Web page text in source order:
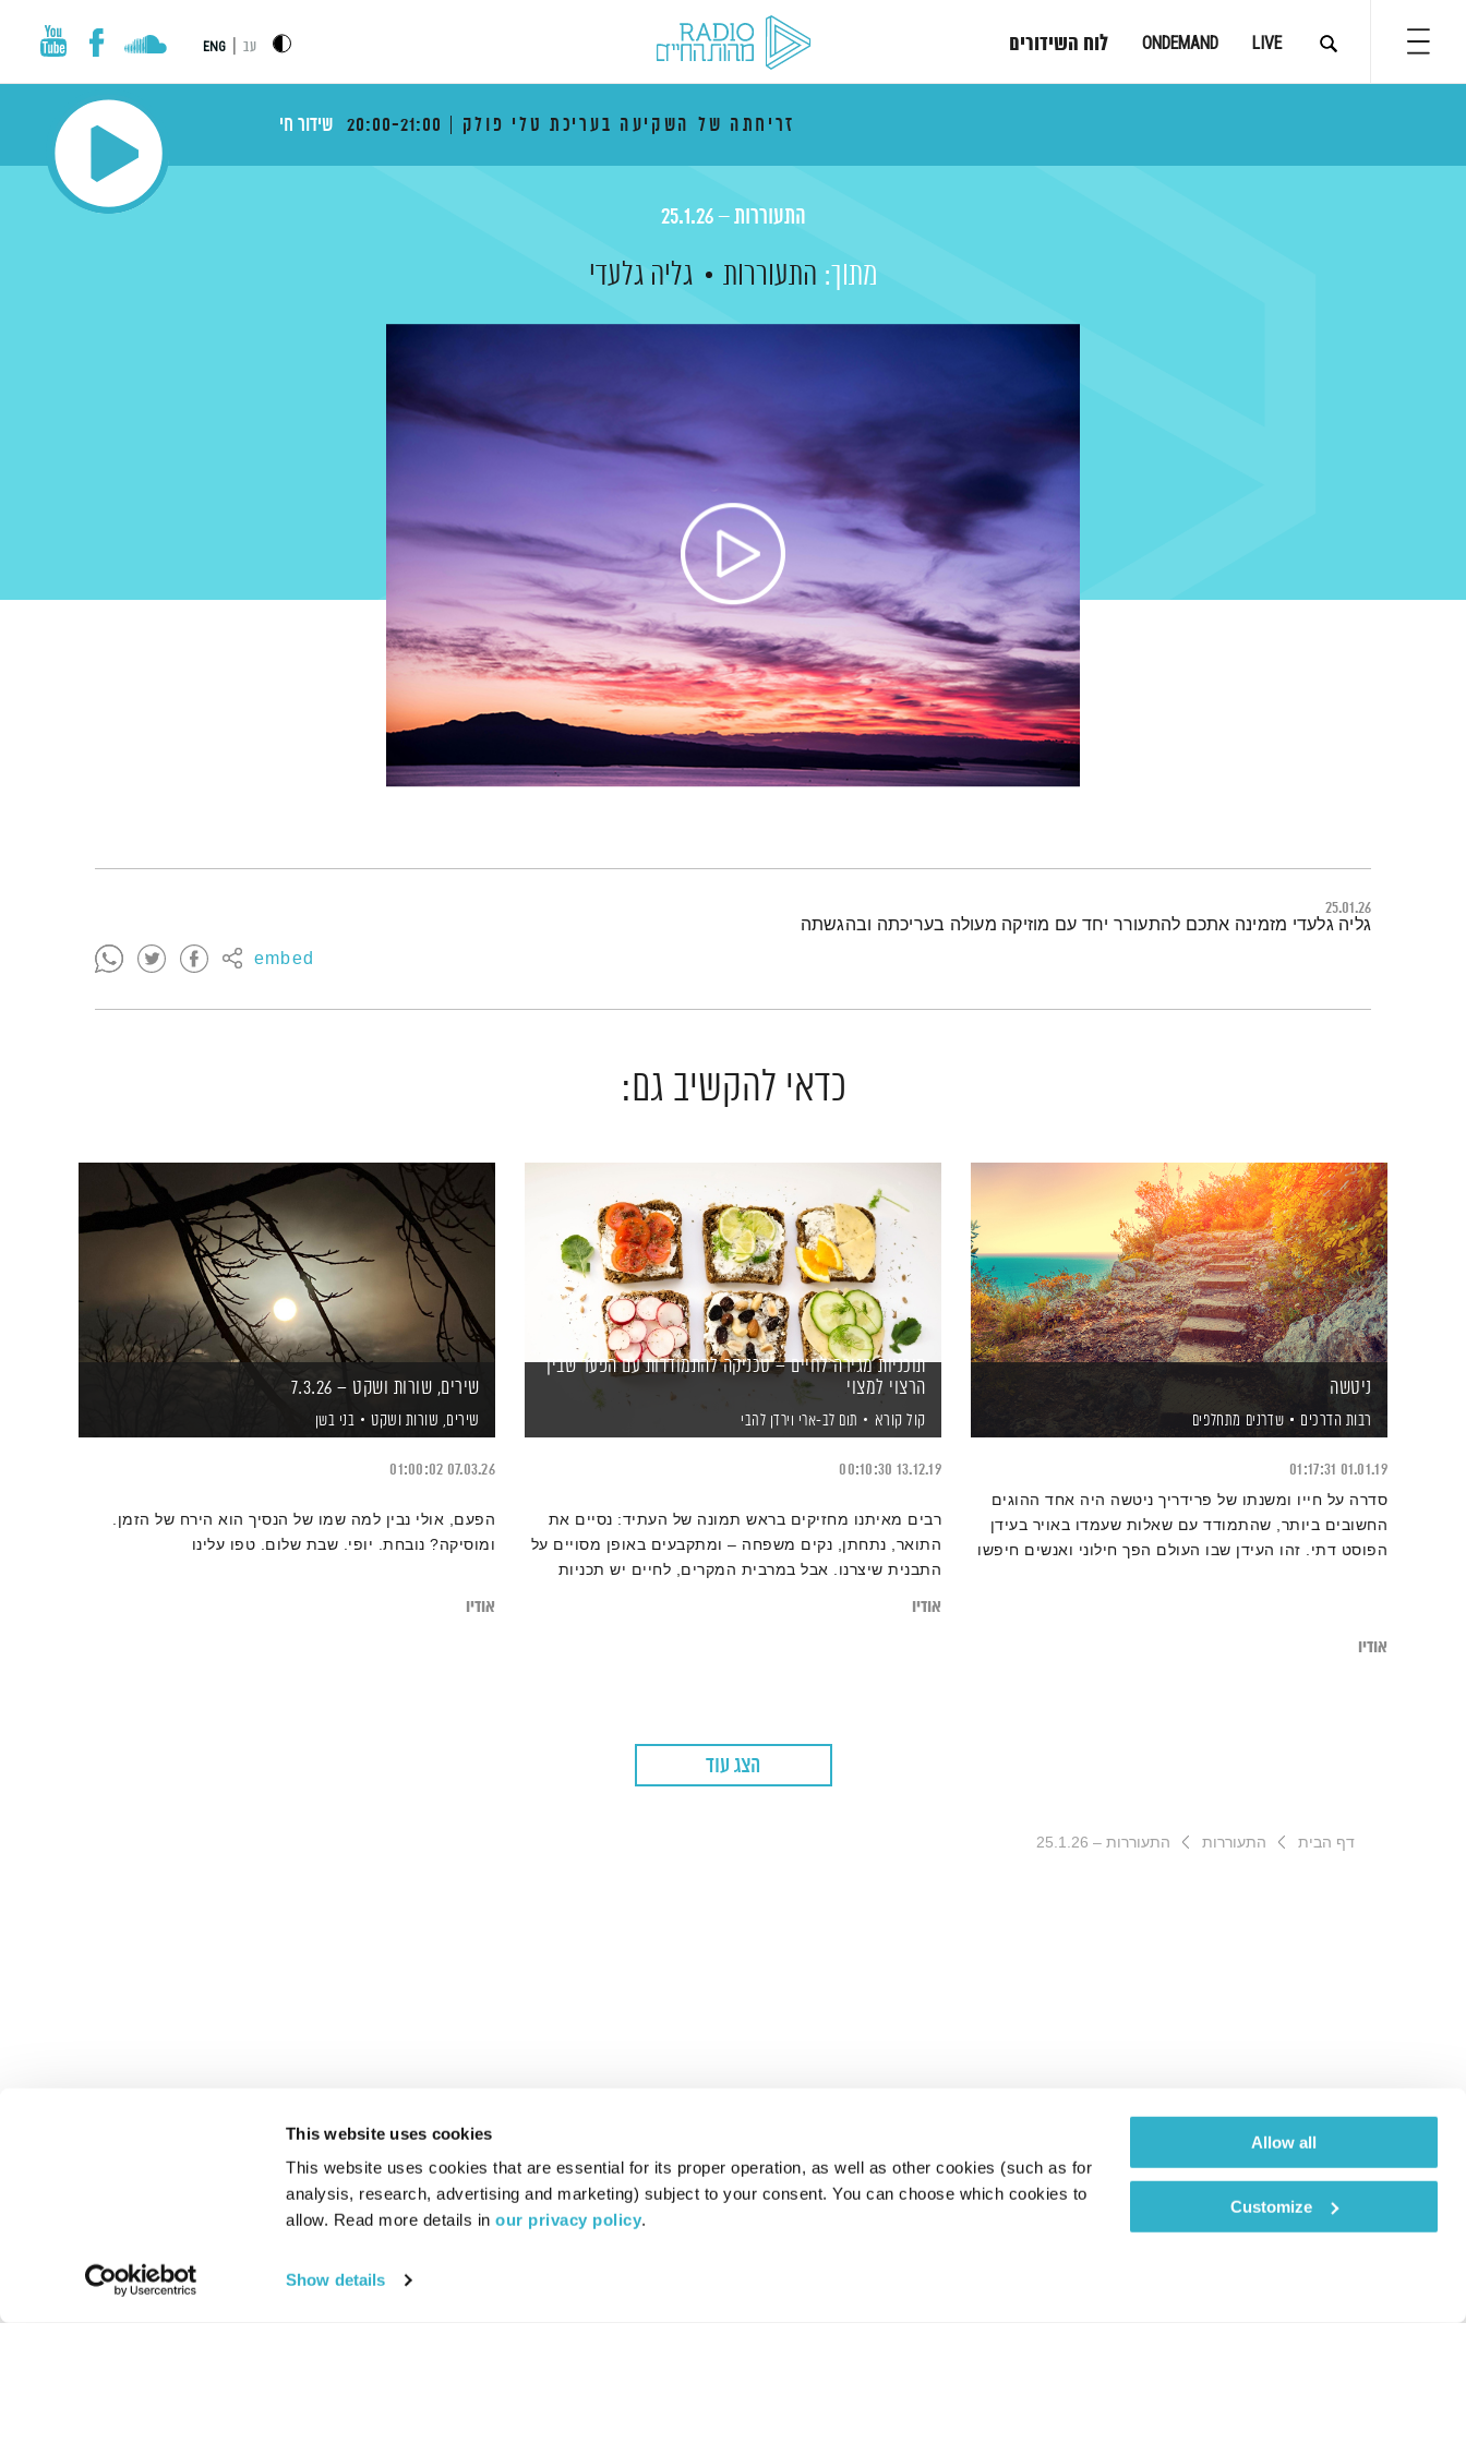
This website uses cookies
This website uses cookies that are essential for its proper operation, as well as other cookies (such as for
analysis, research, advertising and marketing) subject to your consent. You can choose which cookies to
allow. Read more details in our privacy policy.
Show details
Allow all
Customize
LIVE
ONDEMAND לוח השידורים עב ENG
זריחתה של השקיעה בעריכת טלי פולק 20:00-21:00 שידור חי
התעוררות – 25.1.26
מתוך: התעוררות גליה גלעדי
25.01.26
embed
תמצית הפודקאסט
גליה גלעדי מזמינה אתכם להתעורר יחד עם מוזיקה מעולה בעריכתה ובהגשתה
כדאי להקשיב גם:
ניטשה
רבות הדרכים שדרנים מתחלפים
01.01.19
01:17:31
סדרה על חייו ומשנתו של פרידריך ניטשה היה אחד ההוגים
החשובים ביותר, שהתמודד עם שאלות שעמדו באויר בעידן
הפוסט דתי. זהו העידן שבו העולם הפך חילוני ואנשים חיפשו
אודיו
תוכניות מגירה לחיים – טכניקה להתמודדות עם הפער שבין
הרצוי למצוי
קול קורא תום לב-ארי וירדן להבי
13.12.19
00:10:30
רבים מאיתנו מחזיקים בראש תמונה של העתיד: נסיים את
התואר, נתחתן, נקים משפחה – ומתקבעים באופן מסויים על
התבנית שיצרנו. אבל במרבית המקרים, לחיים יש תכניות
אודיו
שירים, שורות ושקט – 7.3.26
שירים, שורות ושקט בני בשן
07.03.26
01:00:02
הפעם, אולי נבין למה שמו של הנסיך הוא הירח של הזמן.
ומוסיקה? נובחת. יופי. שבת שלום. טפו עלינו
אודיו
הצג עוד
דף הבית התעוררות התעוררות – 25.1.26